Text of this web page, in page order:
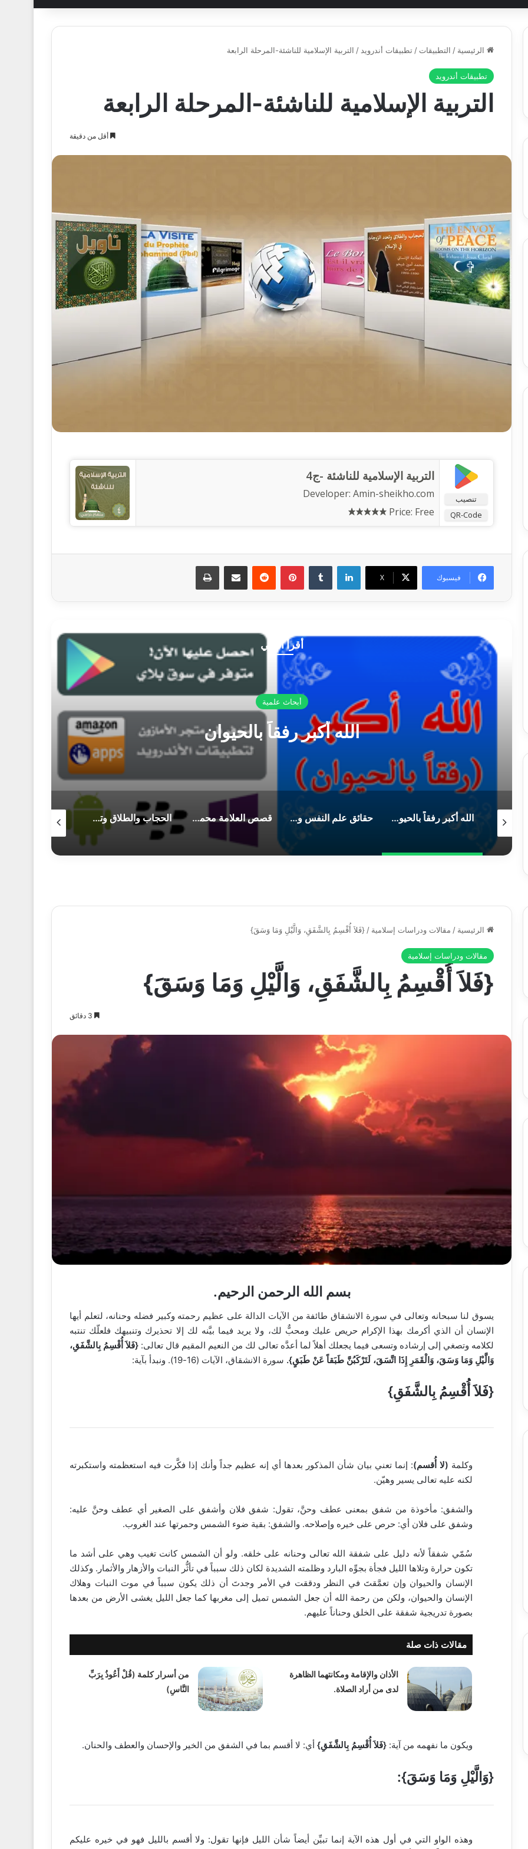
الرئيسية / التطبيقات / تطبيقات أندرويد / التربية الإسلامية للناشئة-المرحلة الرابعة
تطبيقات أندرويد
التربية الإسلامية للناشئة-المرحلة الرابعة
أقل من دقيقة
تنصيب
QR-Code
التربية الإسلامية للناشئة -ج4
Developer: Amin-sheikho.com
Price: Free
فيسبوك ‫X
لينكدإن بينتيريست مشاركة عبر البريد طباعة
أقرأ التالي
أبحاث علمية
الله أكبر رفقاً بالحيوان
العظيم الله أكبر رفقاً بالحيوان حقائق علم النفس والاجتماع قصص العلامة محمد أمين شيخو الحجاب والطلاق وتعدد الزوجات في الإسلام